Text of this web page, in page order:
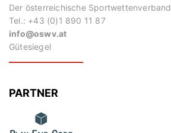
Der österreichische Sportwettenverband
Tel.: +43 (0)1 890 11 87
info@oswv.at
Gütesiegel
PARTNER